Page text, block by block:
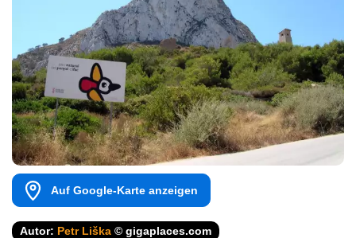
Auf Google-Karte anzeigen
Autor: Petr Liška © gigaplaces.com